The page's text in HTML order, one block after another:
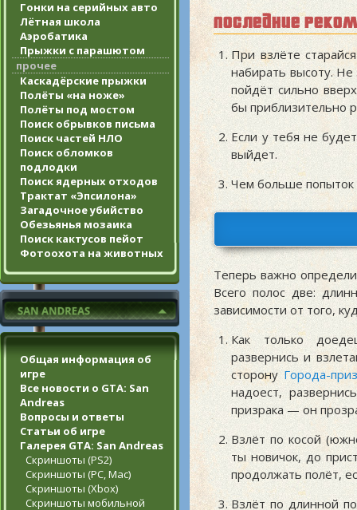
Гонки на серийных авто
Лётная школа
Аэробатика
Прыжки с парашютом
прочее
Каскадёрские прыжки
Полёты «на ноже»
Полёты под мостом
Поиск обрывков письма
Поиск частей НЛО
Поиск обломков
подлодки
Поиск ядерных отходов
Трактат «Эпсилона»
Загадочное убийство
Обезьянья мозаика
Поиск кактусов пейот
Фотоохота на животных
Общая информация об
игре
Все новости о GTA: San
Andreas
Вопросы и ответы
Статьи об игре
Галерея GTA: San Andreas
Скриншоты (PS2)
Скриншоты (PC, Mac)
Скриншоты (Xbox)
Скриншоты мобильной
последние
При взлёте
набирать высоту.
пойдёт сильно
бы приблизительно
Если у тебя не
выйдет.
Чем больше
Теперь важно
Всего полос две:
зависимости от того,
Как только
развернись и
сторонуГорода-
надоест,
призрака — он
Взлёт по косой
ты новичок, до
продолжать полёт,
Взлёт по длинной